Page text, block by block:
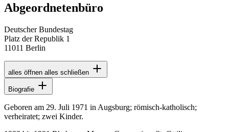
Abgeordnetenbüro
Deutscher Bundestag
Platz der Republik 1
11011 Berlin
alles öffnen alles schließen
Biografie
Geboren am 29. Juli 1971 in Augsburg; römisch-katholisch;
verheiratet; zwei Kinder.